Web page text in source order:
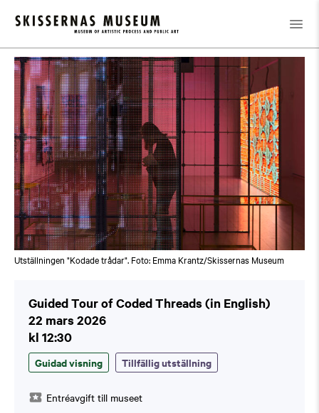
Kalender / Guided Tour of Coded Threads (in English)
Utställningen "Kodade trådar". Foto: Emma Krantz/Skissernas Museum
Guided Tour of Coded Threads (in English)
22 mars 2026
kl 12:30
Guidad visning Tillfällig utställning
Entréavgift till museet